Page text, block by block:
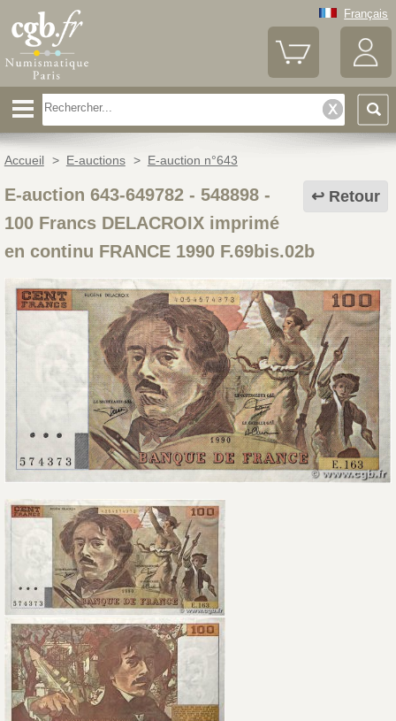
Français
Accueil > E-auctions > E-auction n°643
Retour
E-auction 643-649782 - 548898-
100 Francs DELACROIX imprimé
en continu FRANCE 1990 F.69bis.02b